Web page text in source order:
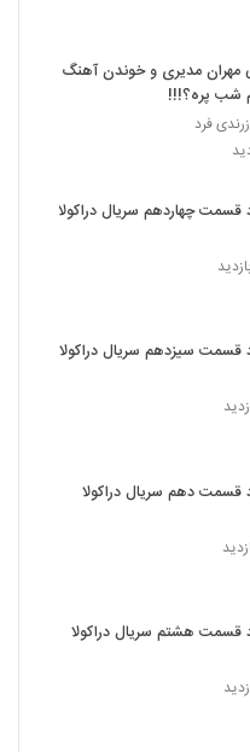
مهران مدیری و خوندن آهنگ
شب پره؟!!!
فرد
قسمت چهاردهم سریال دراکولا
قسمت سیزدهم سریال دراکولا
قسمت دهم سریال دراکولا
قسمت هشتم سریال دراکولا